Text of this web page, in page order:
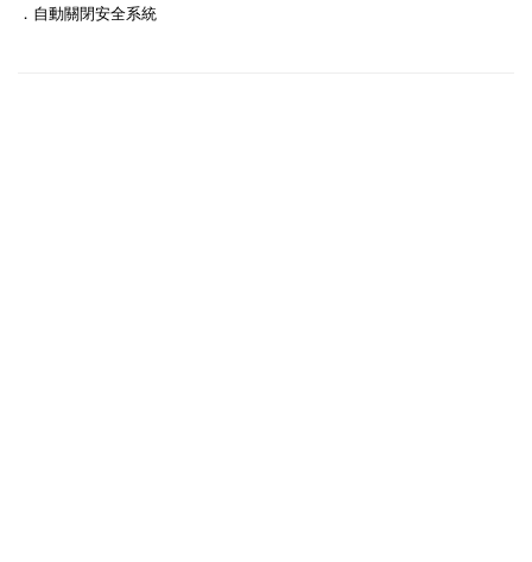
．自動關閉安全系統